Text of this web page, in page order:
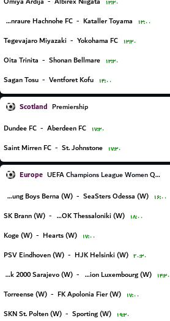
۱۳:۳۰
Vanraure Hachnohe FC - Kataller Toyama ۱۳:۰۰
Tegevajaro Miyazaki - Yokohama FC ۱۳:۳۰
Oita Trinita - Shonan Bellmare ۱۳:۳۰
Sagan Tosu - Ventforet Kofu ۱۴:۰۰
Scotland Premiership
Dundee FC - Aberdeen FC ۱۷:۳۰
Saint Mirren FC - St. Johnstone ۱۷:۳۰
Europe UEFA Champions League Women Qualification
BSC Young Boys Berna (W) - SeaSters Odessa (W) ۱۶:۰۰
SK Brann (W) - FC PAOK Thessaloniki (W) ۱۸:۰۰
Koge (W) - Hearts (W) ۱۷:۰۰
PSV Eindhoven (W) - HJK Helsinki (W) ۲۰:۳۰
ZNK Sfk 2000 Sarajevo (W) - Racing FC Union Luxembourg (W) ۱۴:۳۰
Torreense (W) - FK Apolonia Fier (W) ۱۷:۰۰
SKN St. Polten (W) - Sporting (W) ۱۹:۳۰